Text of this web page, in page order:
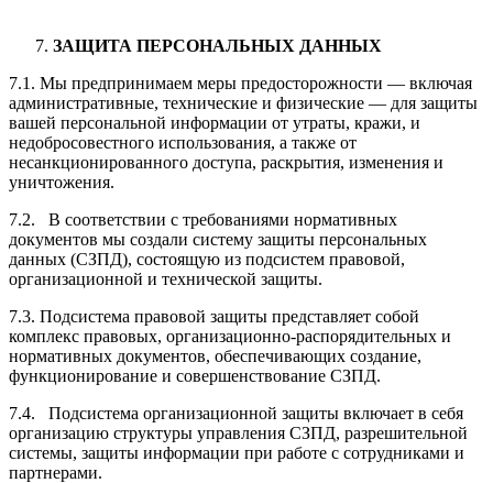
ЗАЩИТА ПЕРСОНАЛЬНЫХ ДАННЫХ
7.1. Мы предпринимаем меры предосторожности — включая
административные, технические и физические — для защиты
вашей персональной информации от утраты, кражи, и
недобросовестного использования, а также от
несанкционированного доступа, раскрытия, изменения и
уничтожения.
7.2. В соответствии с требованиями нормативных
документов мы создали систему защиты персональных
данных (СЗПД), состоящую из подсистем правовой,
организационной и технической защиты.
7.3. Подсистема правовой защиты представляет собой
комплекс правовых, организационно-распорядительных и
нормативных документов, обеспечивающих создание,
функционирование и совершенствование СЗПД.
7.4. Подсистема организационной защиты включает в себя
организацию структуры управления СЗПД, разрешительной
системы, защиты информации при работе с сотрудниками и
партнерами.